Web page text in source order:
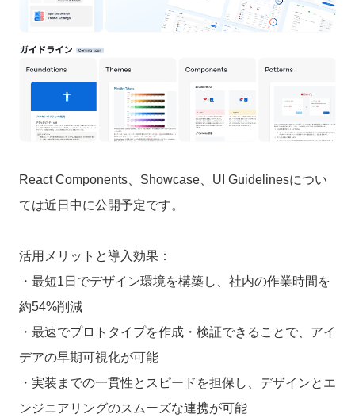
React Components、Showcase、UI Guidelinesについ
ては近日中に公開予定です。
活用メリットと導入効果：
・最短1日でデザイン環境を構築し、社内の作業時間を
約54%削減
・最速でプロトタイプを作成 ・検証できることで、アイ
デアの早期可視化が可能
・実装までの一貫性とスピードを担保し、デザインとエ
ンジニアリングのスムーズな連携が可能